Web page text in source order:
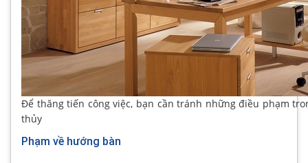
Để thăng tiến công việc, bạn cần tránh những điều phạm
thủy
Phạm về hướng bàn